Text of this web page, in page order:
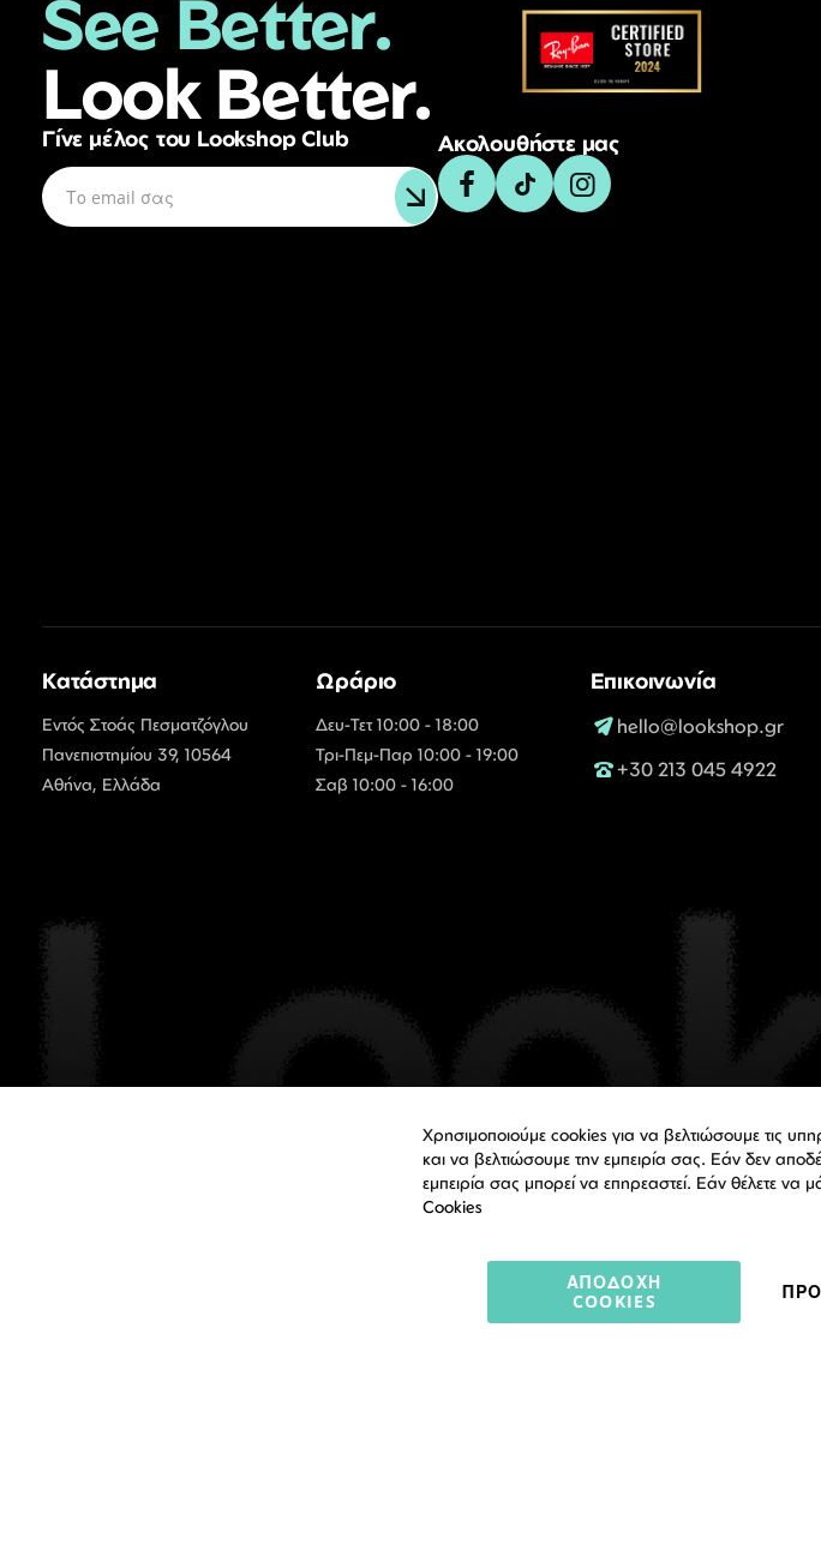
See Better.
Look Better.
Γίνε μέλος του Lookshop Club Ακολουθήστε μας
Κατάστημα
Εντός Στοάς Πεσματζόγλου
Πανεπιστημίου 39, 10564
Αθήνα, Ελλάδα
Ωράριο
Δευ-Τετ 10:00 - 18:00
Τρι-Πεμ-Παρ 10:00 - 19:00
Σαβ 10:00 - 16:00
Επικοινωνία
hello@lookshop.gr
+30 213 045 4922
Χρησιμοποιούμε cookies για να βελτιώσουμε τις
και να βελτιώσουμε την εμπειρία σας. Εάν δεν
εμπειρία σας μπορεί να επηρεαστεί. Εάν θέλετε να
Cookies
ΑΠΟΔΟΧΉ
COOKIES